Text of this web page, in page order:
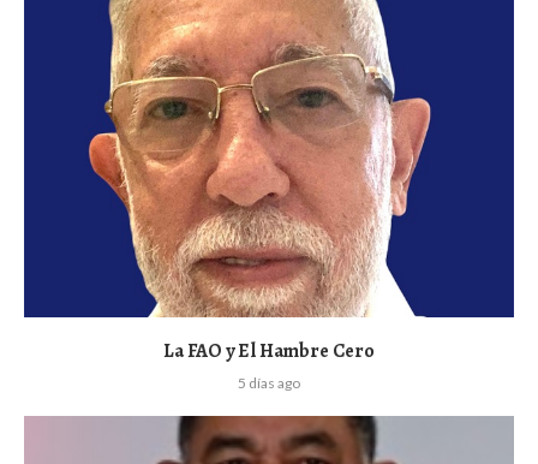
La FAO y El Hambre Cero
5 días ago